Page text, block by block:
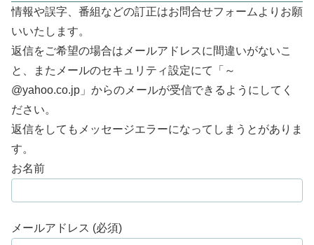
情報や誤字、番組などの訂正はお問合せフォームよりお願
いいたします。
返信をご希望の場合はメールアドレスに間違いがないこ
と、またメールのセキュリティ設定にて「～
@yahoo.co.jp」からのメールが受信できるようにしてく
ださい。
返信をしてもメッセージエラーになってしまうとがありま
す。
お名前
メールアドレス (必須)